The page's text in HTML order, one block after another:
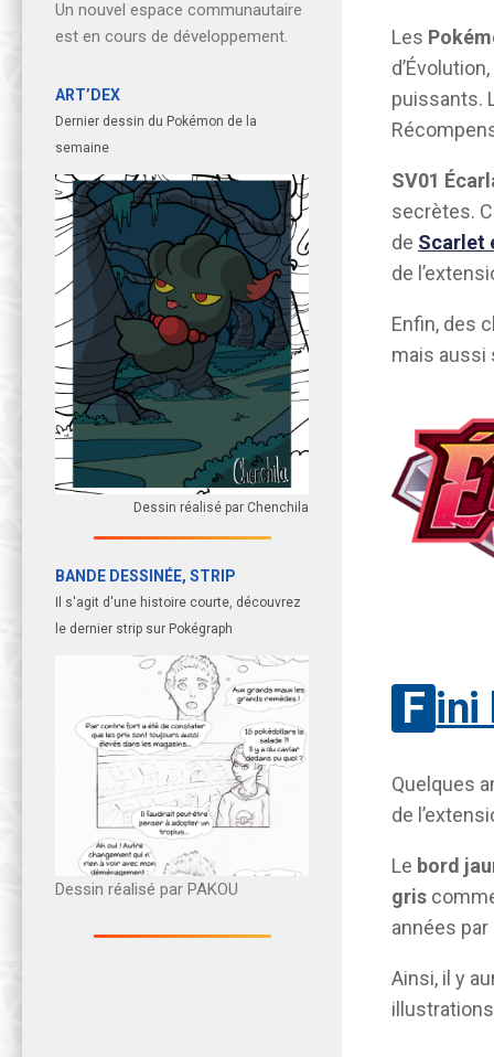
Les
puissants.
SV01
secrètes.
de Scarlet
de
Enfin, des
mais aussi
Quelques
de
Le bord
gris
années
Ainsi, il y
Un nouvel espace communautaire
est en cours de développement.
ART’DEX
Dernier dessin du Pokémon de la
semaine
Dessin réalisé par Chenchila
BANDE DESSINÉE, STRIP
Il s'agit d'une histoire courte, découvrez
le dernier strip sur Pokégraph
Dessin réalisé par PAKOU